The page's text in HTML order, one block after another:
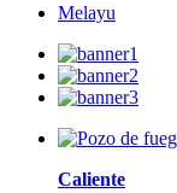
Melayu
Caliente